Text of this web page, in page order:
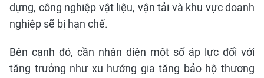
dựng, công nghiệp vật liệu, vận tải và khu vực doanh
nghiệp sẽ bị hạn chế.
Bên cạnh đó, cần nhận diện một số áp lực đối với
tăng trưởng như xu hướng gia tăng bảo hộ thương